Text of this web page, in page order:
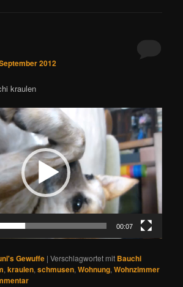
2012
kraulen
00:07
Gewuffe |Verschlagwortet mit Bauchi
,kraulen,schmusen,Wohnung,Wohnzimmer